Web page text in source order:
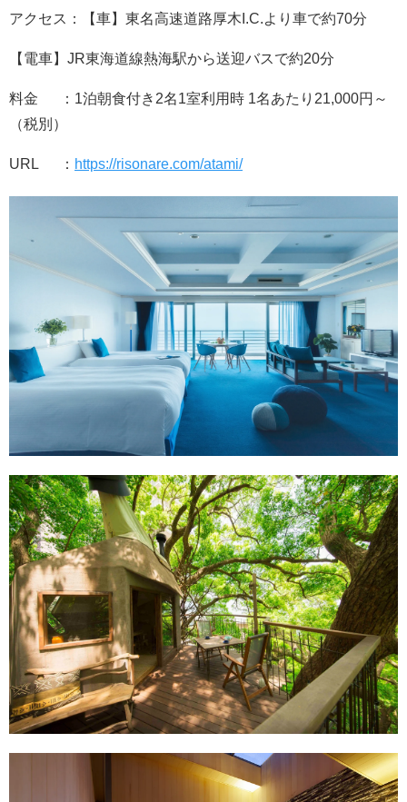
アクセス：【車】東名高速道路厚木I.C.より車で約70分
【電車】JR東海道線熱海駅から送迎バスで約20分
料金 ：1泊朝食付き2名1室利用時 1名あたり21,000円～
（税別）
URL ： https://risonare.com/atami/